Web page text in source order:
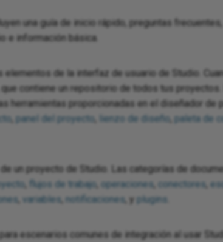
una guía de inicio rápido, preguntas
e información básica.
elementos de la interfaz de usuario de Studio.
, que contiene un repositorio de todos tus
herramientas proporcionadas en el diseñador de
panel del proyecto lienzo de diseño paleta de
un proyecto de Studio. Las categorías de
flujos de trabajo operaciones conectores
variables notificaciones , y plugins
escenarios comunes de integración al usar